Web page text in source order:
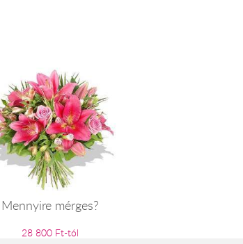
Mennyire mérges?
28 800 Ft-tól